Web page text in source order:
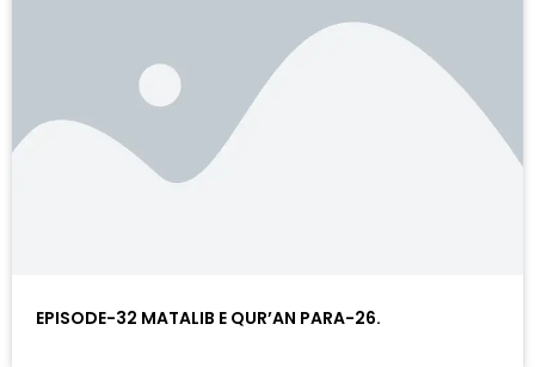
EPISODE-32 MATALIB E QUR’AN PARA-26.